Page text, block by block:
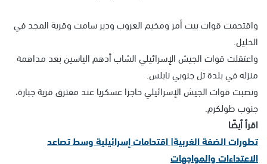
واقتحمت قوات بيت أمر ومخيم العروب ودير سامت وقرية المجد في
الخليل.
واعتقلت قوات الجيش الإسرائيلي الشاب أدهم الياسين بعد مداهمة
منزله في بلدة تل جنوبي نابلس.
ونصبت قوات الجيش الإسرائيلي حاجزا عسكريا عند مفترق قرية جبارة،
جنوب طولكرم.
اقرأ أيضًا
تطورات الضفة الغربية| اقتحامات إسرائيلية وسط تصاعد
الاعتداءات والمواجهات